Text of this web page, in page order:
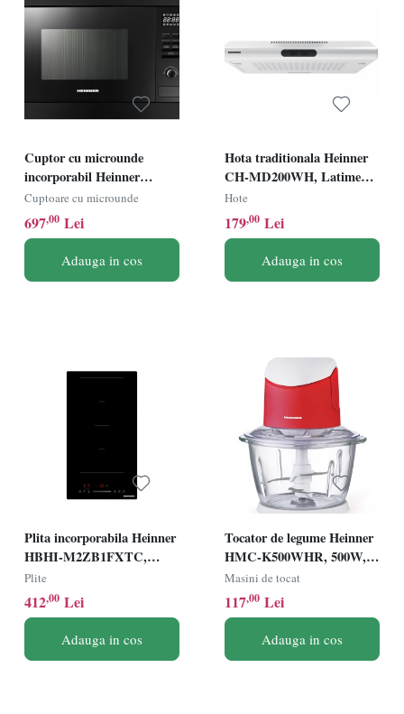
Cuptor cu microunde
incorporabil Heinner
HMW-MDBI25GDBK,
Putere 900W, Capacitate
25L, Grill, 5 trepte de
putere, Negru
Cuptoare cu microunde
697,00 Lei
Adauga in cos
Hota traditionala Heinner
CH-MD200WH, Latime
60cm, Putere de absorbtie
200m3/h, 2 trepte de viteza,
Alb
Hote
179,00 Lei
Adauga in cos
Plita incorporabila Heinner
HBHI-M2ZB1FXTC,
Inductie, 2 zone de gatit,
Latime 30cm, Bridge,
Boost, Control Touch,
Timer, Sticla neagra
Plite
412,00 Lei
Adauga in cos
Tocator de legume Heinner
HMC-K500WHR, 500W,
1L, 2 cutite din inox,
angrenaj metalic, bol sticla,
sistem de siguranta,
alb/rosu
Masini de tocat
117,00 Lei
Adauga in cos